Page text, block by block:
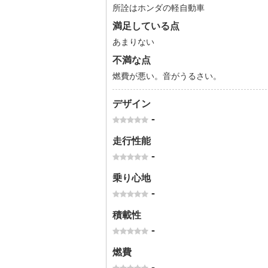
所詮はホンダの軽自動車
満足している点
あまりない
不満な点
燃費が悪い。音がうるさい。
デザイン
-
走行性能
-
乗り心地
-
積載性
-
燃費